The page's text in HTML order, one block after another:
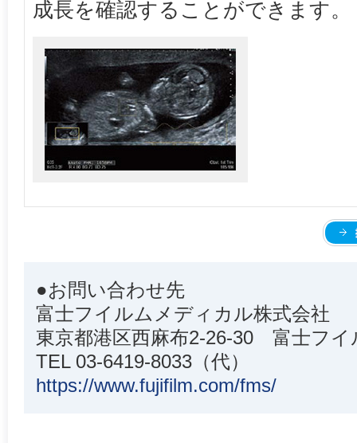
成長を確認することができます。
●お問い合わせ先
富士フイルムメディカル株式会社
東京都港区西麻布2-26-30 富士フイ
TEL 03-6419-8033（代）
https://www.fujifilm.com/fms/